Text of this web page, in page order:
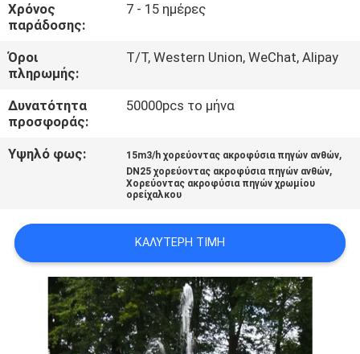
ΜΕ
ΖΗΤΉΣΤΕ
ΈΝΑ
ΑΠΌΣΠΑΣΜΑ
SITEMAP
PRIVACY
POLICY
Χρόνος
παράδοσης:
7 - 15 ημέρες
Όροι
πληρωμής:
T/T, Western Union, WeChat, Alipay
Δυνατότητα
προσφοράς:
50000pcs το μήνα
Υψηλό φως: 15m3/h χορεύοντας ακροφύσια πηγών ανθών,
DN25 χορεύοντας ακροφύσια πηγών ανθών,
Χορεύοντας ακροφύσια πηγών χρωμίου
ορείχαλκου
ΚΑΛΎΤΕΡΗ ΤΙΜΉ